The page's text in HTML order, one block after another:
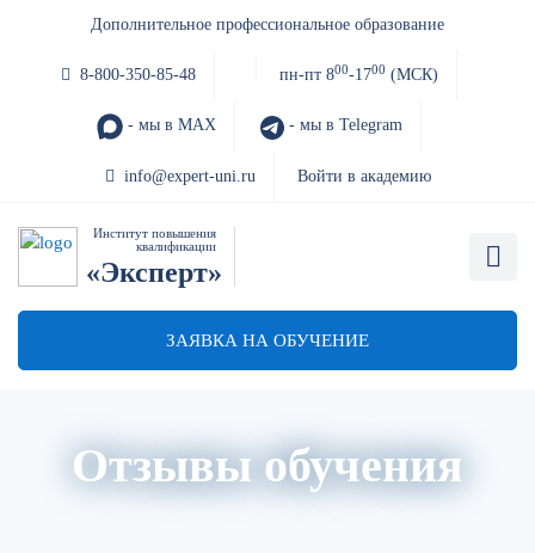
Дополнительное профессиональное образование
8-800-350-85-48 пн-пт 800-1700 (МСК)
- мы в MAX - мы в Telegram
info@expert-uni.ru Войти в академию
Институт повышения
квалификации
«Эксперт»
ЗАЯВКА НА ОБУЧЕНИЕ
Отзывы обучения